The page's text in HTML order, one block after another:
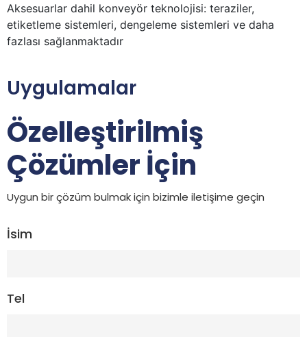
Aksesuarlar dahil konveyör teknolojisi: teraziler,
etiketleme sistemleri, dengeleme sistemleri ve daha
fazlası sağlanmaktadır
Uygulamalar
Özelleştirilmiş
Çözümler İçin
Uygun bir çözüm bulmak için bizimle iletişime geçin
İsim
Tel